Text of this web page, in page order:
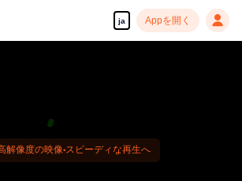
ja Appを開く
解像度の映像•スピーディな再生へ